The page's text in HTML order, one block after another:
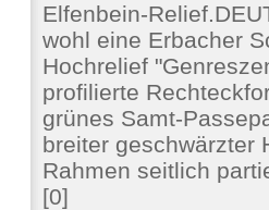
Elfenbein-
wohl eine Erbacher
Hochrelief
profilierte
grünes Samt-
breiter geschwärzter
Rahmen seitlich
[0]